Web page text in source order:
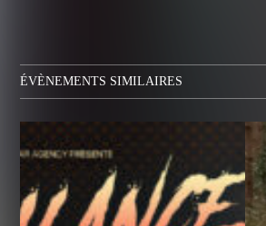
ÉVÈNEMENTS SIMILAIRES